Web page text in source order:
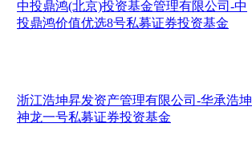
中投鼎鸿(北京)投资基金管理有限公司-中
投鼎鸿价值优选8号私募证券投资基金
浙江浩坤昇发资产管理有限公司-华承浩坤
神龙一号私募证券投资基金